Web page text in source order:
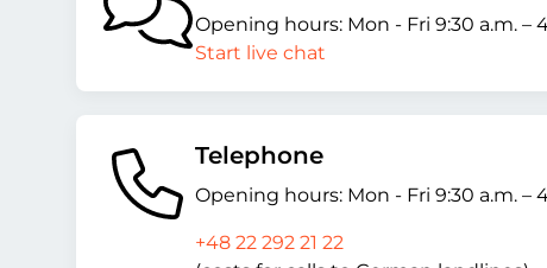
Opening hours: Mon - Fri 9:30 a.m. –
Start live chat
Telephone
Opening hours: Mon - Fri 9:30 a.m. –
+48 22 292 21 22